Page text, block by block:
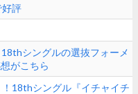
好評
シングルの選抜フォーメ
がこちら
！18thシングル『イチャイチ